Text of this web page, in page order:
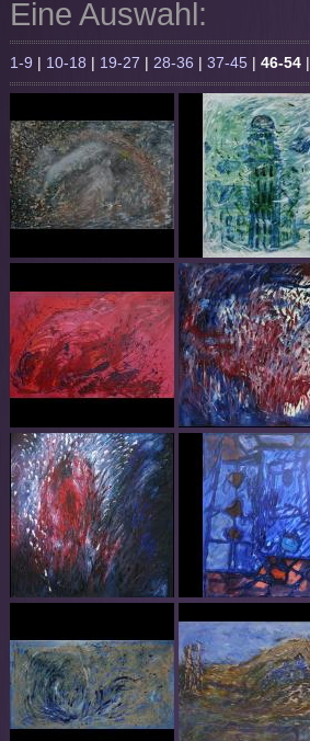
Eine Auswahl:
1-9 | 10-18 | 19-27 | 28-36 | 37-45| 46-54|